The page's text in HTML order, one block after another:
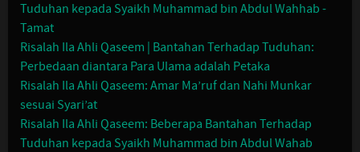
Tuduhan kepada Syaikh Muhammad bin Abdul Wahhab -
Tamat
Risalah Ila Ahli Qaseem | Bantahan Terhadap Tuduhan:
Perbedaan diantara Para Ulama adalah Petaka
Risalah Ila Ahli Qaseem: Amar Ma’ruf dan Nahi Munkar
sesuai Syari’at
Risalah Ila Ahli Qaseem: Beberapa Bantahan Terhadap
Tuduhan kepada Syaikh Muhammad bin Abdul Wahab